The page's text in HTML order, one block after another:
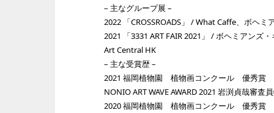
– 主なグループ展 –
2022 「CROSSROADS」 / What Caffe、ボヘミ
2021 「3331 ART FAIR 2021」 / ボヘミアンズ
Art Central HK
– 主な受賞歴 –
2021 福岡植物園 植物画コンクール 優秀賞
NONIO ART WAVE AWARD 2021 岩渕貞哉審
2020 福岡植物園 植物画コンクール 優秀賞